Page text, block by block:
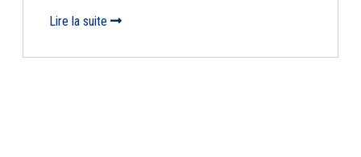
Lire la suite